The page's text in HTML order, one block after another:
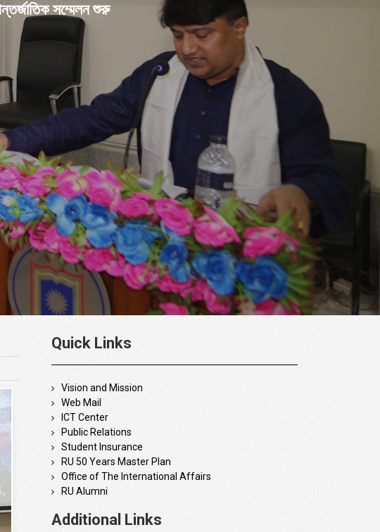
সম্মেলন শুরু
Quick Links
Vision and Mission
Web Mail
ICT Center
Public Relations
Student Insurance
RU 50 Years Master Plan
Office of The International Affairs
RU Alumni
Additional Links